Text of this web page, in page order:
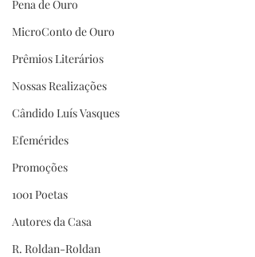
Pena de Ouro
MicroConto de Ouro
Prêmios Literários
Nossas Realizações
Cândido Luís Vasques
Efemérides
Promoções
1001 Poetas
Autores da Casa
R. Roldan-Roldan